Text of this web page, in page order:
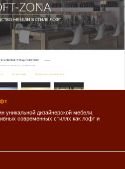
уникальной дизайнерской мебели,
современных стилях как лофт и